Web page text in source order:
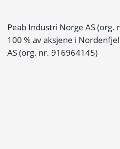
Peab Industri Norge AS
100 % av aksjene i
AS (org. nr. 916964145)